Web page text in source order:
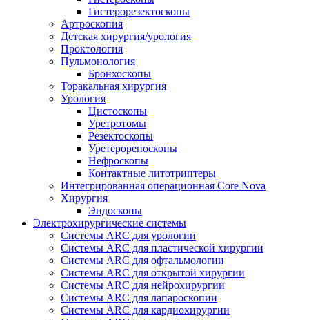
Гистерорезектоскопы
Артроскопия
Детская хирургия/урология
Проктология
Пульмонология
Бронхоскопы
Торакальная хирургия
Урология
Цистоскопы
Уретротомы
Резектоскопы
Уретерореноскопы
Нефроскопы
Контактные литотриптеры
Интегрированная операционная Core Nova
Хирургия
Эндоскопы
Электрохирургические системы
Системы ARC для урологии
Системы ARC для пластической хирургии
Системы ARC для офтальмологии
Системы ARC для открытой хирургии
Системы ARC для нейрохирургии
Системы ARC для лапароскопии
Системы ARC для кардиохирургии